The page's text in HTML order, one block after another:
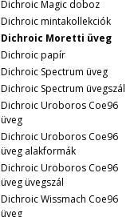
Dichroic Magic doboz
Dichroic mintakollekciók
Dichroic Moretti üveg
Dichroic papír
Dichroic Spectrum üveg
Dichroic Spectrum üvegszál
Dichroic Uroboros Coe96
üveg
Dichroic Uroboros Coe96
üveg alakformák
Dichroic Uroboros Coe96
üveg üvegszál
Dichroic Wissmach Coe96
üveg